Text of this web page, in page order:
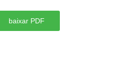
baixar PDF